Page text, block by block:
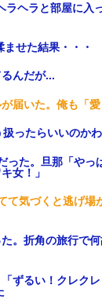
ヘラと部屋に入
せた結果・・・
んだが...
届いた。俺も「
ったらいいのか
った。旦那「や
女！」
て気づくと逃げ場
。折角の旅行で
ずるい！クレク